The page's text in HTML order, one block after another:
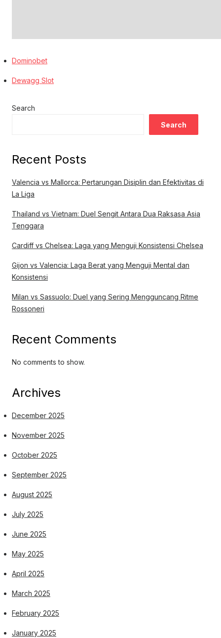
Dominobet
Dewagg Slot
Search
Search
Recent Posts
Valencia vs Mallorca: Pertarungan Disiplin dan Efektivitas di
La Liga
Thailand vs Vietnam: Duel Sengit Antara Dua Raksasa Asia
Tenggara
Cardiff vs Chelsea: Laga yang Menguji Konsistensi Chelsea
Gijon vs Valencia: Laga Berat yang Menguji Mental dan
Konsistensi
Milan vs Sassuolo: Duel yang Sering Mengguncang Ritme
Rossoneri
Recent Comments
No comments to show.
Archives
December 2025
November 2025
October 2025
September 2025
August 2025
July 2025
June 2025
May 2025
April 2025
March 2025
February 2025
January 2025